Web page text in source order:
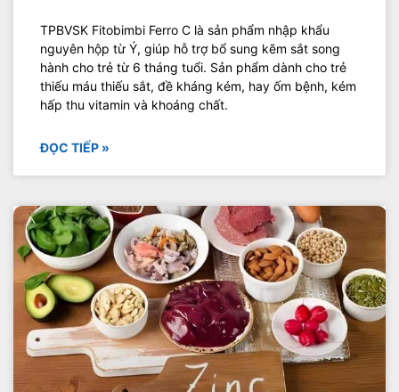
TPBVSK Fitobimbi Ferro C là sản phẩm nhập khẩu
nguyên hộp từ Ý, giúp hỗ trợ bổ sung kẽm sắt song
hành cho trẻ từ 6 tháng tuổi. Sản phẩm dành cho trẻ
thiếu máu thiếu sắt, đề kháng kém, hay ốm bệnh, kém
hấp thu vitamin và khoáng chất.
ĐỌC TIẾP »